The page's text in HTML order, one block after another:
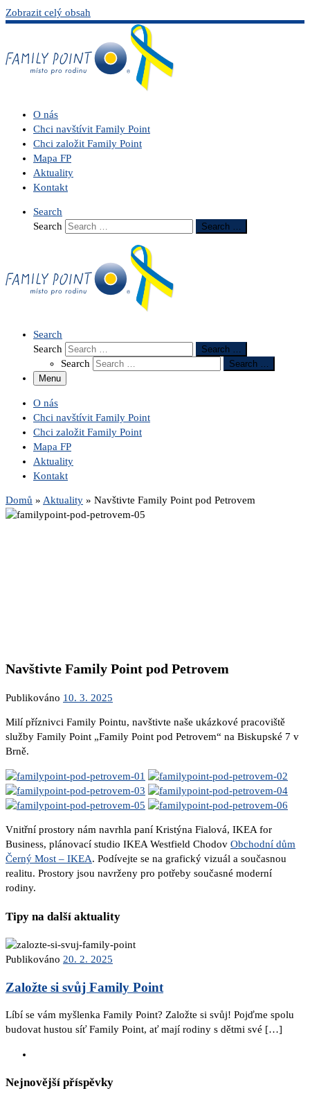
Zobrazit celý obsah
O nás
Chci navštívit Family Point
Chci založit Family Point
Mapa FP
Aktuality
Kontakt
Search
Search
Search …
Search
Search
Search …
Search
Search …
Menu
O nás
Chci navštívit Family Point
Chci založit Family Point
Mapa FP
Aktuality
Kontakt
Domů » Aktuality » Navštivte Family Point pod Petrovem
Navštivte Family Point pod Petrovem
Publikováno 10. 3. 2025
Milí příznivci Family Pointu, navštivte naše ukázkové pracoviště
služby Family Point „Family Point pod Petrovem“ na Biskupské 7 v
Brně.
Vnitřní prostory nám navrhla paní Kristýna Fialová, IKEA for
Business, plánovací studio IKEA Westfield Chodov Obchodní dům
Černý Most – IKEA. Podívejte se na grafický vizuál a současnou
realitu. Prostory jsou navrženy pro potřeby současné moderní
rodiny.
Tipy na další aktuality
Publikováno 20. 2. 2025
Založte si svůj Family Point
Líbí se vám myšlenka Family Point? Založte si svůj! Pojďme spolu
budovat hustou síť Family Point, ať mají rodiny s dětmi své […]
Nejnovější příspěvky